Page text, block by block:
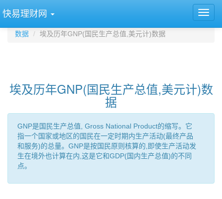
快易理财网
数据 埃及历年GNP(国民生产总值,美元计)数据
埃及历年GNP(国民生产总值,美元计)数
据
GNP是国民生产总值, Gross National Product的缩写。它
指一个国家或地区的国民在一定时期内生产活动(最终产品
和服务)的总量。GNP是按国民原则核算的,即使生产活动发
生在境外也计算在内,这是它和GDP(国内生产总值)的不同
点。